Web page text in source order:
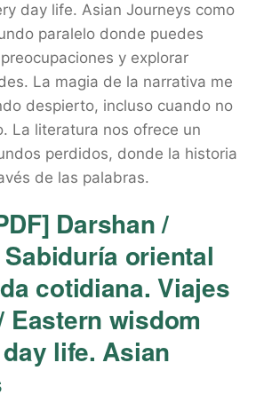
day life. Asian Journeys como
paralelo donde puedes
y explorar
La magia de la narrativa me
despierto, incluso cuando no
La literatura nos ofrece un
perdidos, donde la historia
de las palabras.
Darshan /
oriental
cotidiana. Viajes
Eastern wisdom
life. Asian